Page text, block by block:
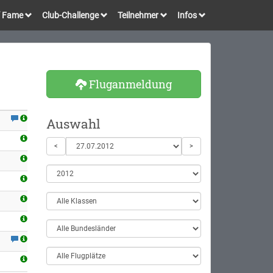
Fame Club-Challenge Teilnehmer Infos
Fluganmeldung
Auswahl
< >